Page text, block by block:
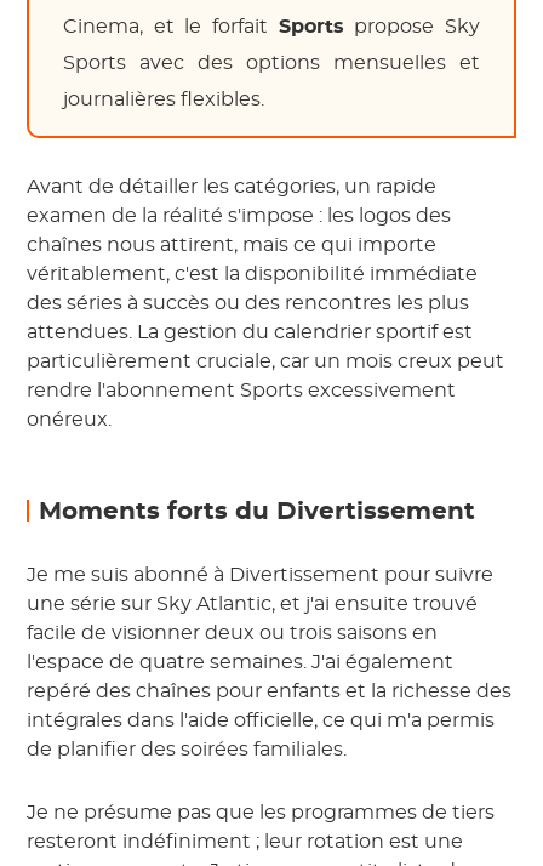
Cinema, et le forfait Sports propose Sky
Sports avec des options mensuelles et
journalières flexibles.
Avant de détailler les catégories, un rapide
examen de la réalité s'impose : les logos des
chaînes nous attirent, mais ce qui importe
véritablement, c'est la disponibilité immédiate
des séries à succès ou des rencontres les plus
attendues. La gestion du calendrier sportif est
particulièrement cruciale, car un mois creux peut
rendre l'abonnement Sports excessivement
onéreux.
Moments forts du Divertissement
Je me suis abonné à Divertissement pour suivre
une série sur Sky Atlantic, et j'ai ensuite trouvé
facile de visionner deux ou trois saisons en
l'espace de quatre semaines. J'ai également
repéré des chaînes pour enfants et la richesse des
intégrales dans l'aide officielle, ce qui m'a permis
de planifier des soirées familiales.
Je ne présume pas que les programmes de tiers
resteront indéfiniment ; leur rotation est une